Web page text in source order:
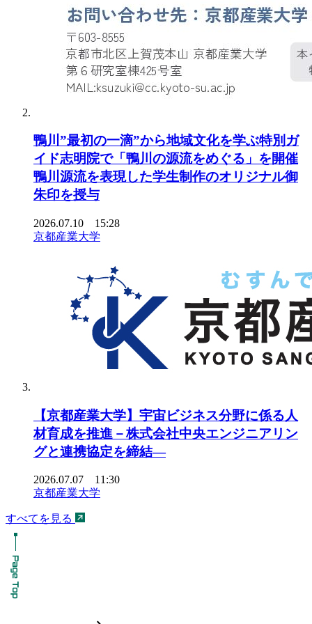
鴨川”最初の一滴”から地域文化を学ぶ特別ガ
イド志明院で「鴨川の源流をめぐる」を開催
鴨川源流を表現した学生制作のオリジナル御
朱印を授与
2026.07.10 15:28
京都産業大学
【京都産業大学】宇宙ビジネス分野に係る人
材育成を推進－株式会社中央エンジニアリン
グと連携協定を締結―
2026.07.07 11:30
京都産業大学
すべてを見る